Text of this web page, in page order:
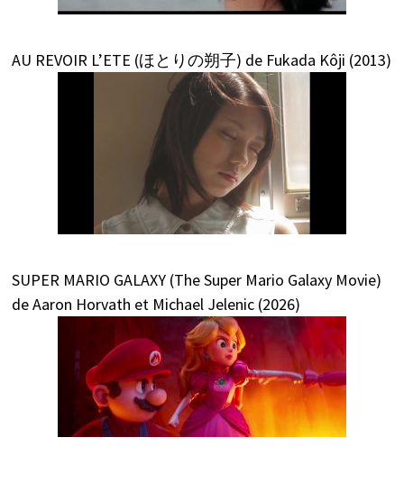
AU REVOIR L’ETE (ほとりの朔子) de Fukada Kôji (2013)
SUPER MARIO GALAXY (The Super Mario Galaxy Movie)
de Aaron Horvath et Michael Jelenic (2026)